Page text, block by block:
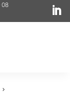
08
5